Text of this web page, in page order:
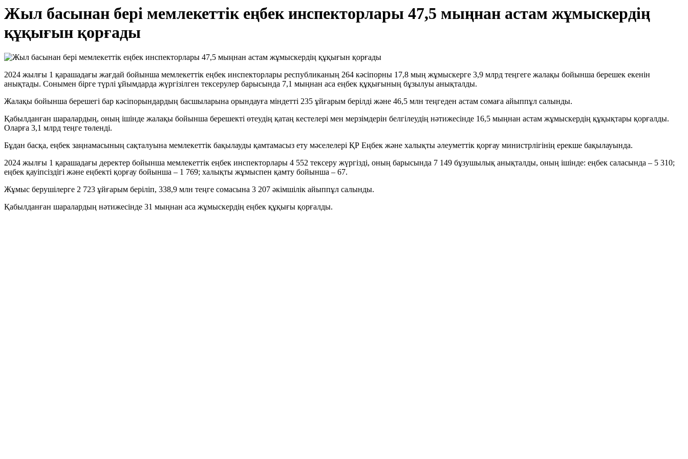
Жыл басынан бері мемлекеттік еңбек инспекторлары 47,5 мыңнан астам жұмыскердің
құқығын қорғады
2024 жылғы 1 қарашадағы жағдай бойынша мемлекеттік еңбек инспекторлары республиканың 264 кәсіпорны 17,8 мың жұмыскерге 3,9 млрд теңгеге жалақы бойынша берешек екенін
анықтады. Сонымен бірге түрлі ұйымдарда жүргізілген тексерулер барысында 7,1 мыңнан аса еңбек құқығының бұзылуы анықталды.
Жалақы бойынша берешегі бар кәсіпорындардың басшыларына орындауға міндетті 235 ұйғарым берілді және 46,5 млн теңгеден астам сомаға айыппұл салынды.
Қабылданған шаралардың, оның ішінде жалақы бойынша берешекті өтеудің қатаң кестелері мен мерзімдерін белгілеудің нәтижесінде 16,5 мыңнан астам жұмыскердің құқықтары қорғалды.
Оларға 3,1 млрд теңге төленді.
Бұдан басқа, еңбек заңнамасының сақталуына мемлекеттік бақылауды қамтамасыз ету мәселелері ҚР Еңбек және халықты әлеуметтік қорғау министрлігінің ерекше бақылауында.
2024 жылғы 1 қарашадағы деректер бойынша мемлекеттік еңбек инспекторлары 4 552 тексеру жүргізді, оның барысында 7 149 бұзушылық анықталды, оның ішінде: еңбек саласында – 5 310;
еңбек қауіпсіздігі және еңбекті қорғау бойынша – 1 769; халықты жұмыспен қамту бойынша – 67.
Жұмыс берушілерге 2 723 ұйғарым беріліп, 338,9 млн теңге сомасына 3 207 әкімшілік айыппұл салынды.
Қабылданған шаралардың нәтижесінде 31 мыңнан аса жұмыскердің еңбек құқығы қорғалды.